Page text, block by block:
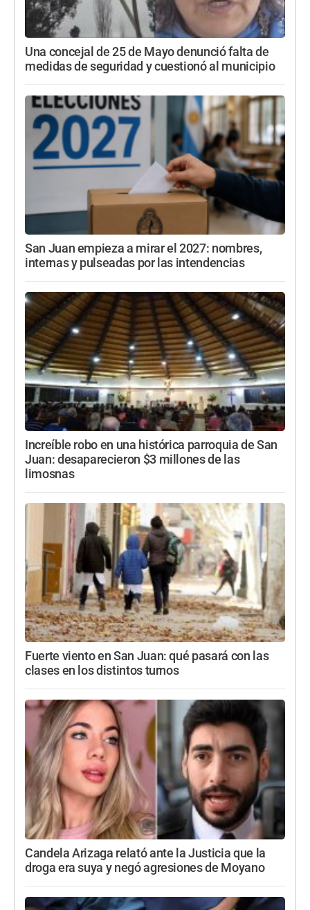
Una concejal de 25 de Mayo denunció falta de
medidas de seguridad y cuestionó al municipio
San Juan empieza a mirar el 2027: nombres,
internas y pulseadas por las intendencias
Increíble robo en una histórica parroquia de San
Juan: desaparecieron $3 millones de las
limosnas
Fuerte viento en San Juan: qué pasará con las
clases en los distintos turnos
Candela Arizaga relató ante la Justicia que la
droga era suya y negó agresiones de Moyano